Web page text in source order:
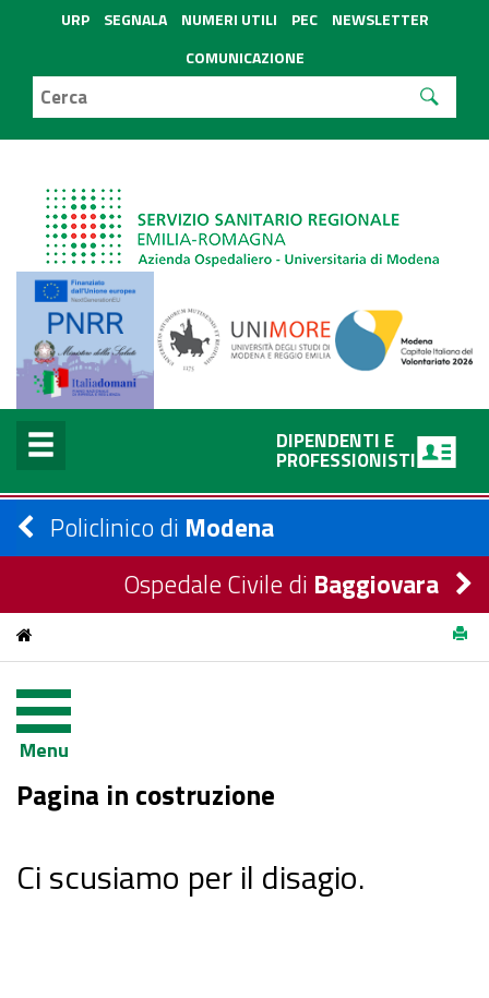
URP SEGNALA NUMERI UTILI PEC
NEWSLETTER
COMUNICAZIONE
DIPENDENTI E
PROFESSIONISTI
Policlinico di Modena
Ospedale Civile di Baggiovara
Menu
Pagina in costruzione
Ci scusiamo per il disagio.